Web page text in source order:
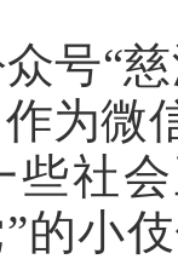
“慈
为微
些社
的小